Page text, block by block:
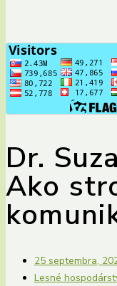
Dr.
Ako
25 septembra,
Lesné